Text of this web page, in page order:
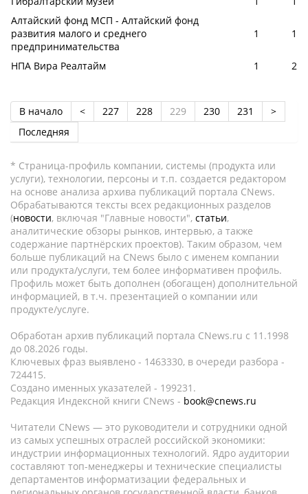
Алтайский фонд МСП - Алтайский фонд
развития малого и среднего
предпринимательства
1 1
НПА Вира Реалтайм 1 2
В начало < 227 228 229 230 231
>
Последняя
* Страница-профиль компании, системы (продукта или
услуги), технологии, персоны и т.п. создается редактором
на основе анализа архива публикаций портала CNews.
Обрабатываются тексты всех редакционных разделов
(новости, включая "Главные новости", статьи,
аналитические обзоры рынков, интервью, а также
содержание партнёрских проектов). Таким образом, чем
больше публикаций на CNews было с именем компании
или продукта/услуги, тем более информативен профиль.
Профиль может быть дополнен (обогащен) дополнительной
информацией, в т.ч. презентацией о компании или
продукте/услуге.
Обработан архив публикаций портала CNews.ru c 11.1998
до 08.2026 годы.
Ключевых фраз выявлено - 1463330, в очереди разбора -
724415.
Создано именных указателей - 199231.
Редакция Индексной книги CNews - book@cnews.ru
Читатели CNews — это руководители и сотрудники одной
из самых успешных отраслей российской экономики:
индустрии информационных технологий. Ядро аудитории
составляют топ-менеджеры и технические специалисты
департаментов информатизации федеральных и